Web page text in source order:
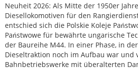
Neuheit 2026: Als Mitte der 1950er
Diesellokomotiven für den
entschied sich die Polskie Koleje
Państwowe für bewährte ungarische
der Baureihe M44. In einer Phase, in
Dieseltraktion noch im Aufbau war und
Bahnbetriebswerke mit überalterten